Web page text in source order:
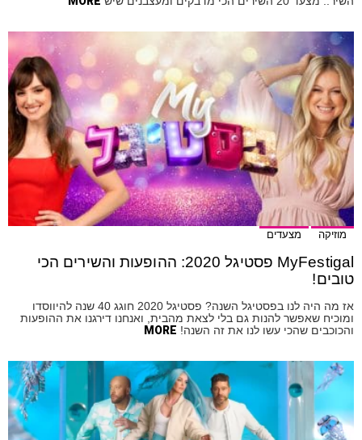
מוזיקה מצעדים
MyFestigal פסטיגל 2020: ההופעות והשירים הכי
טובים!
אז מה היה לנו בפסטיגל השנה? פסטיגל 2020 חוגג 40 שנה להיווסדו
ומוכיח שאפשר להנות גם בלי לצאת מהבית, ואנחנו דירגנו את ההופעות
והכוכבים שהכי עשו לנו את זה השנה! MORE